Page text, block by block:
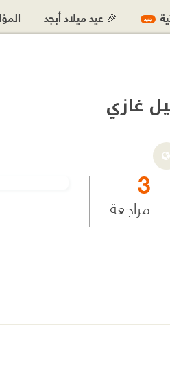
غازي
3
مراجعة
جديد 🎉 عيد ميلاد أبجد